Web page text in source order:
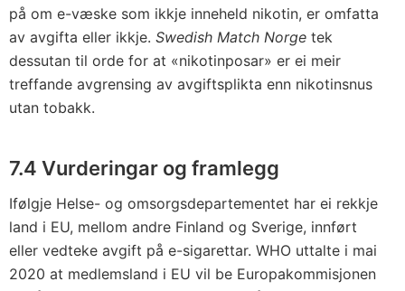
på om e-væske som ikkje inneheld nikotin, er omfatta
av avgifta eller ikkje. Swedish Match Norge tek
dessutan til orde for at «nikotinposar» er ei meir
treffande avgrensing av avgiftsplikta enn nikotinsnus
utan tobakk.
7.4 Vurderingar og framlegg
Ifølgje Helse- og omsorgsdepartementet har ei rekkje
land i EU, mellom andre Finland og Sverige, innført
eller vedteke avgift på e-sigarettar. WHO uttalte i mai
2020 at medlemsland i EU vil be Europakommisjonen